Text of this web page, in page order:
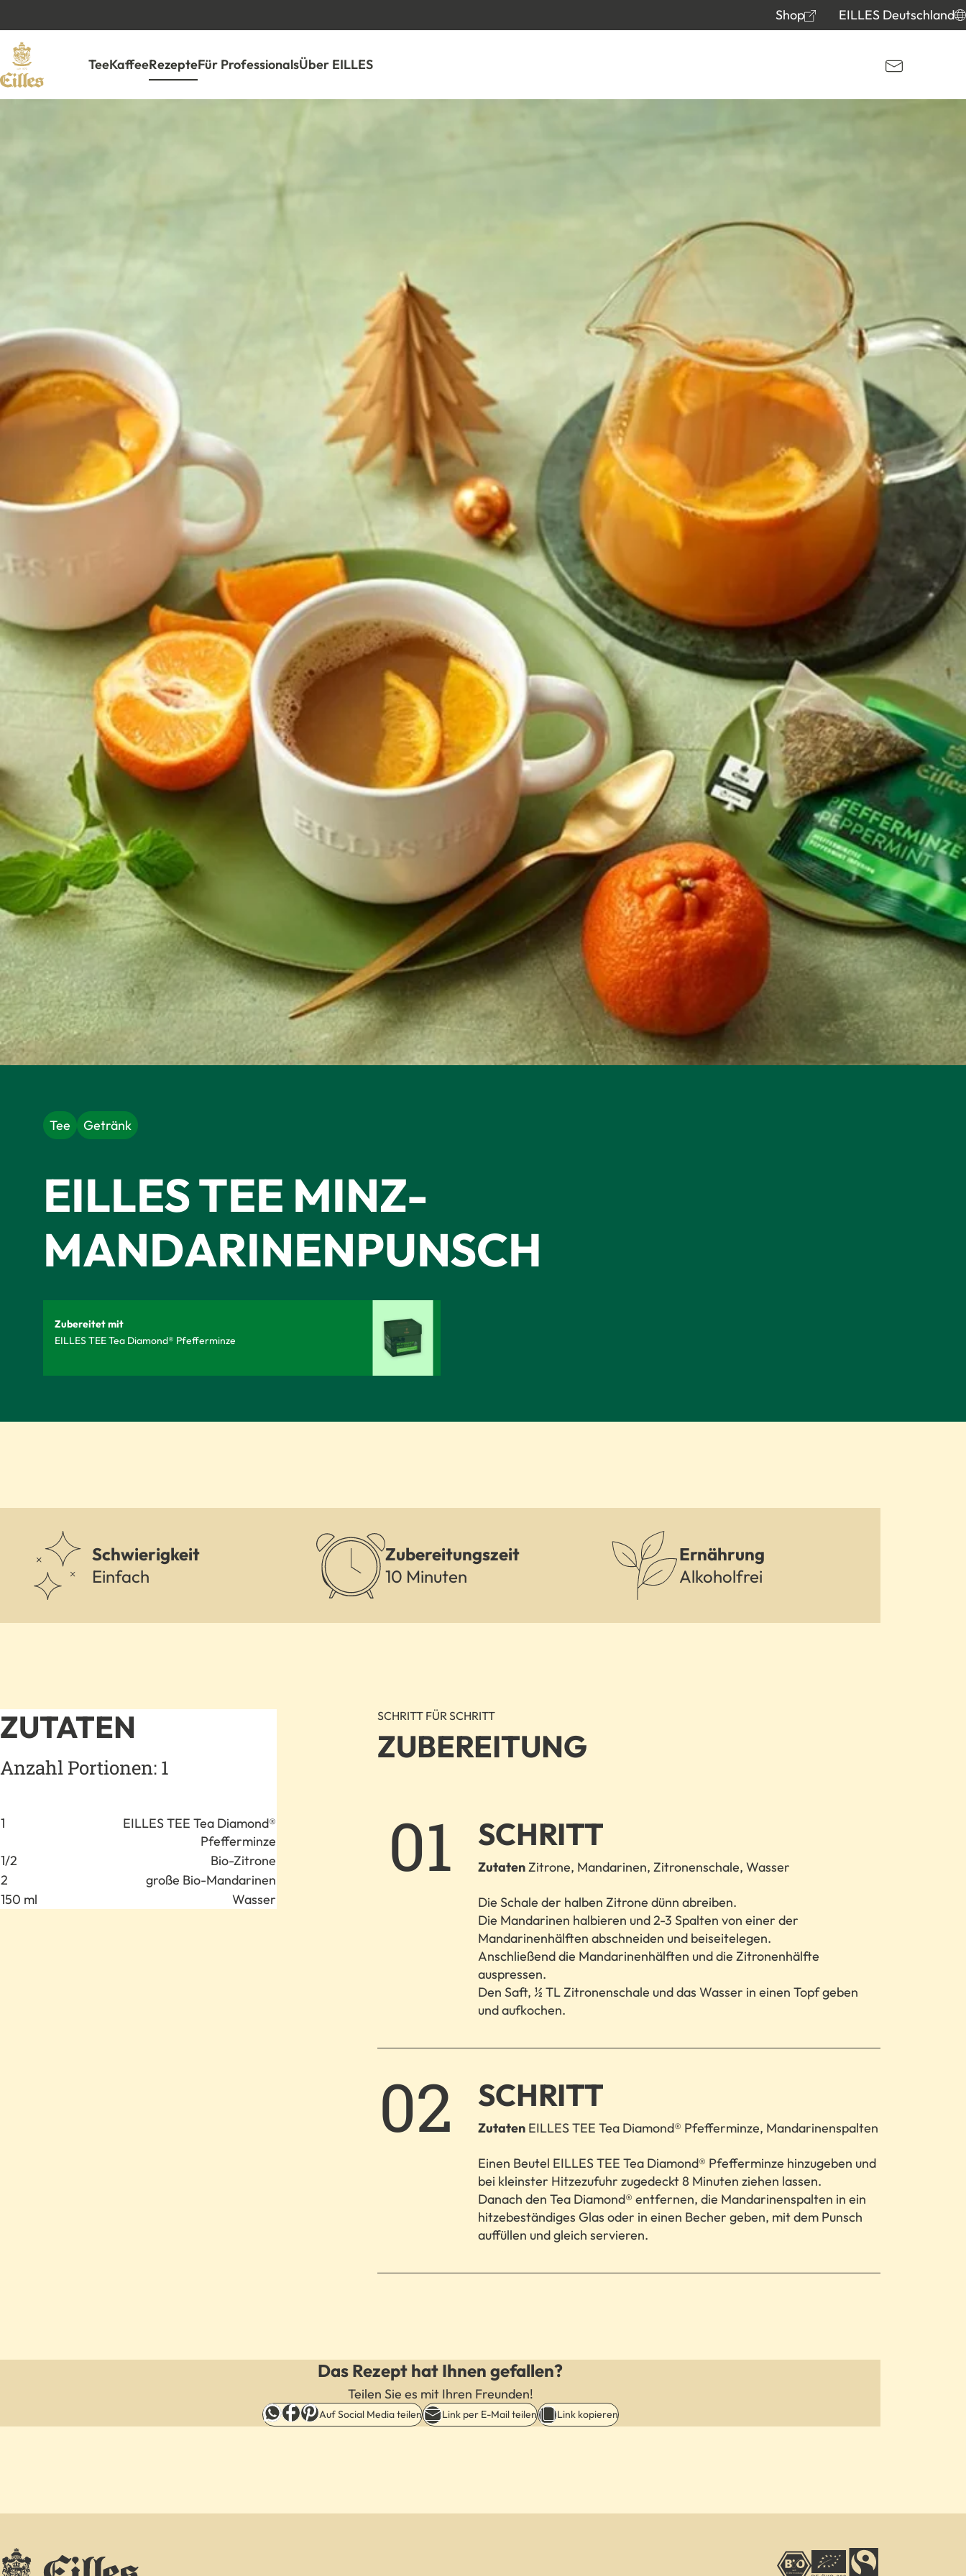
TeeKaffeeRezepteFür ProfessionalsÜber EILLES
Shop EILLES Deutschland
Tee Getränk
EILLES TEE MINZ-
MANDARINENPUNSCH
Zubereitet mit
EILLES TEE Tea Diamond® Pfefferminze
Schwierigkeit
Einfach
Zubereitungszeit
10 Minuten
Ernährung
Alkoholfrei
ZUTATEN
Anzahl Portionen: 1
Anzahl
1
EILLES TEE Tea Diamond®
Pfefferminze
1/2
Bio-Zitrone
2
große Bio-Mandarinen
150 ml
Wasser
SCHRITT FÜR SCHRITT
ZUBEREITUNG
1.
SCHRITT
ZutatenZitrone, Mandarinen, Zitronenschale, Wasser
Die Schale der halben Zitrone dünn abreiben.
Die Mandarinen halbieren und 2-3 Spalten von einer der
Mandarinenhälften abschneiden und beiseitelegen.
Anschließend die Mandarinenhälften und die Zitronenhälfte
auspressen.
Den Saft, ½ TL Zitronenschale und das Wasser in einen Topf geben
und aufkochen.
2.
SCHRITT
Zutaten EILLES TEE Tea Diamond® Pfefferminze, Mandarinenspalten
Einen Beutel EILLES TEE Tea Diamond® Pfefferminze hinzugeben und
bei kleinster Hitzezufuhr zugedeckt 8 Minuten ziehen lassen.
Danach den Tea Diamond® entfernen, die Mandarinenspalten in ein
hitzebeständiges Glas oder in einen Becher geben, mit dem Punsch
auffüllen und gleich servieren.
Das Rezept hat Ihnen gefallen?
Teilen Sie es mit Ihren Freunden!
Auf Social Media teilen Link per E-Mail teilen Link kopieren